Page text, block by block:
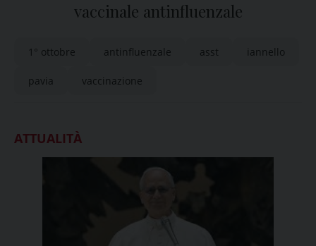
vaccinale antinfluenzale
1° ottobre antinfluenzale asst iannello
pavia vaccinazione
ATTUALITÀ